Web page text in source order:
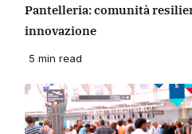
Pantelleria: comunità
innovazione
5 min read